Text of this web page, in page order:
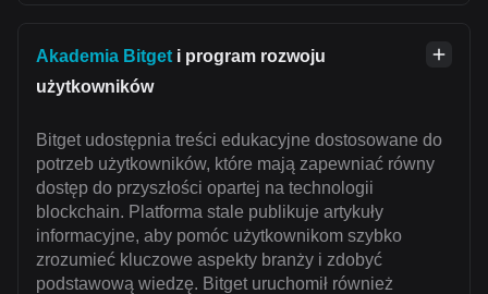
Akademia Bitget i program rozwoju
użytkowników
Bitget udostępnia treści edukacyjne dostosowane do
potrzeb użytkowników, które mają zapewniać równy
dostęp do przyszłości opartej na technologii
blockchain. Platforma stale publikuje artykuły
informacyjne, aby pomóc użytkownikom szybko
zrozumieć kluczowe aspekty branży i zdobyć
podstawową wiedzę. Bitget uruchomił również